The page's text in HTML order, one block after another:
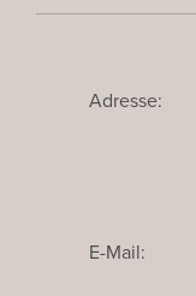
Adresse:
E-Mail: